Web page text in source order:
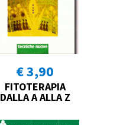
€ 3,90
FITOTERAPIA
DALLA A ALLA Z